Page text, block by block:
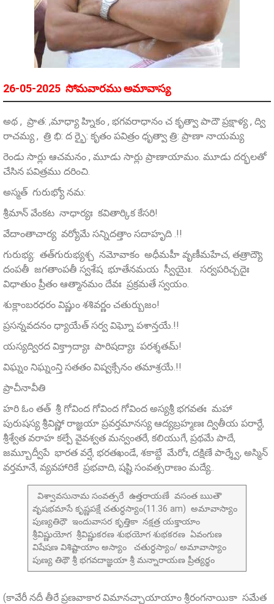
26-05-2025 సోమవారము అమావాస్య
అథ , ప్రాత: ,మాధ్యా హ్నికం , భగవరాధానం చ కృత్వా పాదౌ ప్రక్షాళ్య , ద్వి
రాచమ్య , త్రి భి: ద ర్భై: కృతం పవిత్రం ధృత్వా త్రి: ప్రాణా నాయమ్య
రెండు సార్లు ఆచమనం , మూడు సార్లు ప్రాణాయామం. మూడు దర్భలతో
చేసిన పవిత్రము దరించి.
అస్మత్‌ గురుభ్యో నమ:
శ్రీమాన్‌ వేంకట నాధార్యః కవితార్కిక కేసరి!
వేదాంతాచార్య వర్యోమే సన్నిదత్తాం సదాహృది .!!
గురుభ్య: తత్‌గురుభ్యశ్చ నమోవాకం అధీమహీ వృణీమహేచ, తత్రాద్యౌ
దంపతీ జగతాంపతీ స్వశేష భూతేనమయ స్వీయైః. సర్వపరిచ్చదైః
విధాతుం ప్రీతం ఆత్మానమం దేవః ప్రక్రమతే స్వయం.
శుక్లాంబరధరం విష్ణుం శశివర్ణం చతుర్బుజం!
ప్రసన్నవదనం ధ్యాయేత్ సర్వ విఘ్నో పశాన్తయే.!!
యస్యద్విరద విక్త్రాద్యాః పారిషద్యాః పరశ్శతమ్‌!
విఘ్నం నిఘ్నంన్తి సతతం విష్వక్సేనం తమాశ్రయే.!!
ప్రాచీనావీతి
హరి ఓం తత్ శ్రీ గోవింద గోవింద గోవింద అస్యశ్రీ భగవతః మహా
పురుషస్య శ్రీవిష్ణో రాజ్ఞయా ప్రవర్తమానస్య ఆద్యబ్రహ్మణః ద్వితీయ పరార్దే,
శ్రీశ్వేత వరాహ కల్పే వైవశ్వత మన్వంతరే, కలియుగే, ప్రథమే పాదే,
జమ్బూద్వీపే భారత వర్షే, భరతఖండే, శకాబ్దే మేరోః, దక్షిణే పార్శ్వే, అస్మిన్
వర్తమానే, వ్యవహారికే ప్రభవాది, షష్టి సంవత్సరాణం మద్యే..
విశ్వావసునామ సంవత్సరే ఉత్తరాయణే వసంత ఋతౌ
వృషభమాసే కృష్ణపక్షే చతుర్ధస్యాం(11.36 am) అమావాస్యాం
పుణ్యతిధౌ ఇందువాసర కృత్తికా నక్షత్ర యక్తాయాం
శ్రీవిష్ణుయోగ శ్రీవిష్ణుకరణ శుభయోగ శుభకరణ ఏవంగుణ
విషేషణ విశిష్టాయాం అస్యాం చతుర్ధస్యాం/ అమావాస్యాం
పుణ్య తిథౌ శ్రీ భగవదాజ్ఞయా శ్రీ మన్నారాయణ ప్రీత్యర్థం
(కావేరీ నదీ తీరే ప్రణవాకార విమానచ్చాయాయాం శ్రీరంగనాయికా సమేత